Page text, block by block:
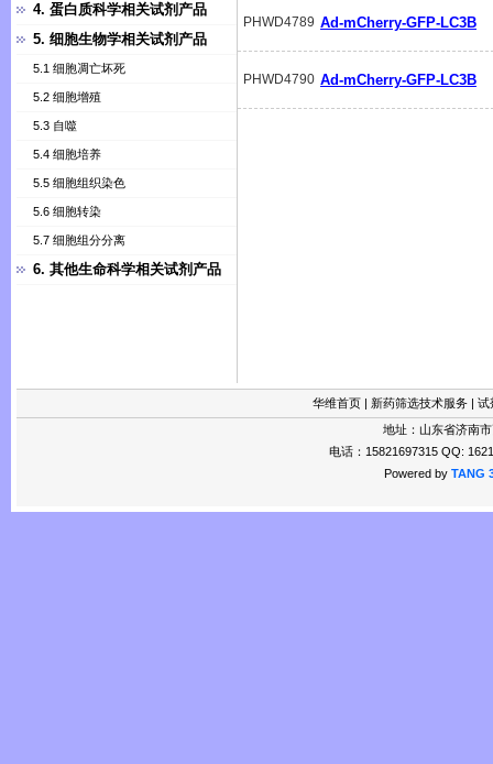
4. 蛋白质科学相关试剂产品
5. 细胞生物学相关试剂产品
5.1 细胞凋亡坏死
5.2 细胞增殖
5.3 自噬
5.4 细胞培养
5.5 细胞组织染色
5.6 细胞转染
5.7 细胞组分分离
6. 其他生命科学相关试剂产品
PHWD4789 Ad-mCherry-GFP-LC3B
PHWD4790 Ad-mCherry-GFP-LC3B
华维首页 | 新药筛选技术服务 | 试
地址：山东省济南
电话：15821697315 QQ:
Powered by TANG